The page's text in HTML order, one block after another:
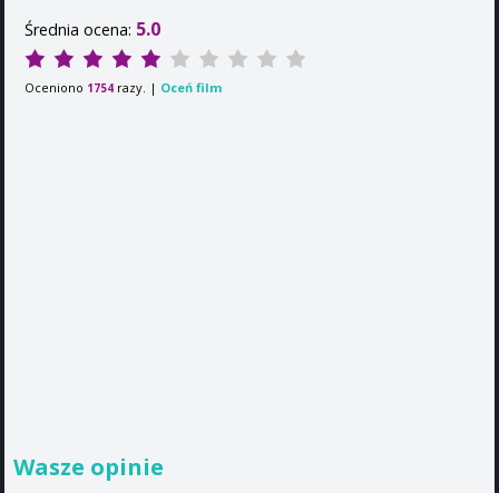
Średnia ocena: 5.0
Oceniono 1754 razy. | Oceń film
Wasze opinie